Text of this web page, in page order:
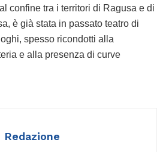
confine tra i territori di Ragusa e di
è già stata in passato teatro di
spesso ricondotti alla
e alla presenza di curve
Redazione